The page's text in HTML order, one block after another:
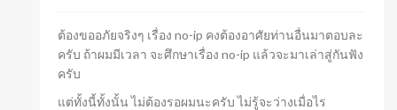
ต้องขออภัยจริงๆ เรื่อง no-ip คงต้องอาศัยท่านอื่นมาตอบละ
ครับ ถ้าผมมีเวลา จะศึกษาเรื่อง no-ip แล้วจะมาเล่าสู่กันฟัง
ครับ
แต่ทั้งนี้ทั้งนั้น ไม่ต้องรอผมนะครับ ไม่รู้จะว่างเมื่อไร